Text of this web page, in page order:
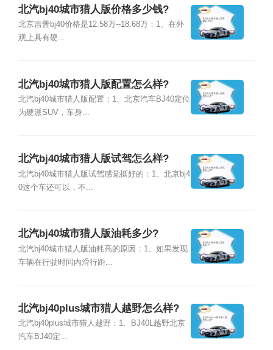
北汽bj40城市猎人版价格多少钱?
北京吉普bj40价格是12.58万--18.68万：1、在外
观上具有硬...
北汽bj40城市猎人版配置怎么样?
北汽bj40城市猎人版配置：1、北京汽车BJ40定位
为硬派SUV，车身...
北汽bj40城市猎人版试驾怎么样?
北汽bj40城市猎人版试驾感觉挺好的：1、北京bj4
0这个车还可以，不...
北汽bj40城市猎人版油耗多少?
北汽bj40城市猎人版油耗高的原因：1、如果发现
车辆在行驶时间内滑行距...
北汽bj40plus城市猎人越野怎么样?
北汽bj40plus城市猎人越野：1、BJ40L越野北京
汽车BJ40定...